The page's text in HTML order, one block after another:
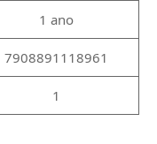
1 ano
7908891118961
1